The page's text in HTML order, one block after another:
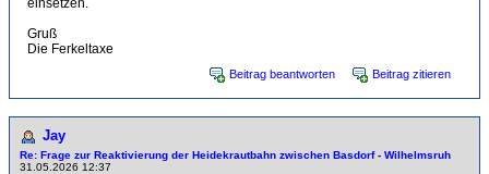
einsetzen.
Gruß
Die Ferkeltaxe
Beitrag beantworten Beitrag zitieren
Jay
Re: Frage zur Reaktivierung der Heidekrautbahn zwischen Basdorf - Wilhelmsruh
31.05.2026 12:37